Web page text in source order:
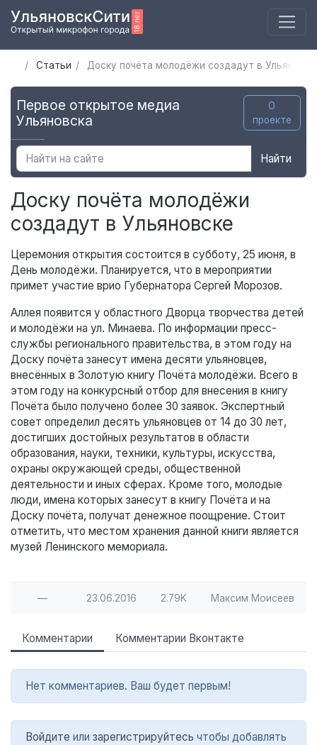
Статьи Доску почёта молодёжи создадут в
Первое открытое медиа
Ульяновска
О
проекте
Найти
Доску почёта молодёжи
создадут в Ульяновске
Церемония открытия состоится в субботу, 25 июня, в
День молодёжи. Планируется, что в мероприятии
примет участие врио Губернатора Сергей Морозов.
Аллея появится у областного Дворца творчества детей
и молодёжи на ул. Минаева. По информации пресс-
службы регионального правительства, в этом году на
Доску почёта занесут имена десяти ульяновцев,
внесённых в Золотую книгу Почёта молодёжи. Всего в
этом году на конкурсный отбор для внесения в книгу
Почёта было получено более 30 заявок. Экспертный
совет определил десять ульяновцев от 14 до 30 лет,
достигших достойных результатов в области
образования, науки, техники, культуры, искусства,
охраны окружающей среды, общественной
деятельности и иных сферах. Кроме того, молодые
люди, имена которых занесут в книгу Почёта и на
Доску почёта, получат денежное поощрение. Стоит
отметить, что местом хранения данной книги является
музей Ленинского мемориала.
— 23.06.2016 2.79K Максим Моисеев
Комментарии Комментарии Вконтакте
Нет комментариев. Ваш будет первым!
Войдите или зарегистрируйтесь чтобы добавлять